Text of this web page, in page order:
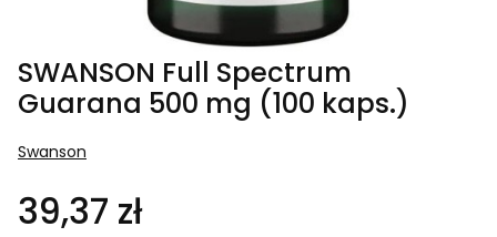
SWANSON Full Spectrum
Guarana 500 mg (100 kaps.)
Swanson
39,37 zł